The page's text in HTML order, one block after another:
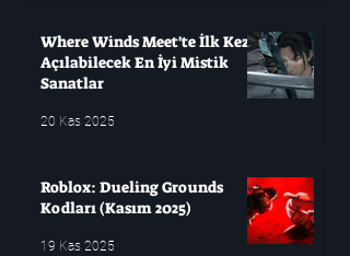
Where Winds Meet'te İlk Kez
Açılabilecek En İyi Mistik
Sanatlar
20 Kas 2025
Roblox: Dueling Grounds
Kodları (Kasım 2025)
19 Kas 2025